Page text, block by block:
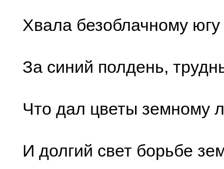
Хвала безоблачному югу
За синий полдень,
Что дал цветы земному
И долгий свет борьбе